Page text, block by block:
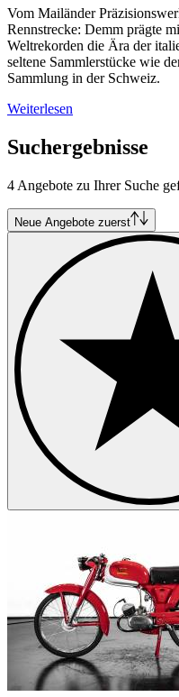
Vom Mailänder
Rennstrecke: Demm prägte
Weltrekorden die Ära der
seltene Sammlerstücke wie
Sammlung in der Schweiz.
Weiterlesen
Suchergebnisse
4 Angebote zu Ihrer Suche
Neue Angebote zuerst